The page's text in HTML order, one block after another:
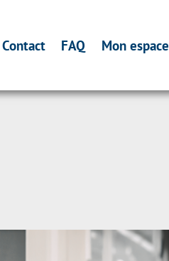
Contact FAQ Mon espace